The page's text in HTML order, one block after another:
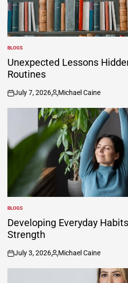
POSTED
IN
BLOGS
Unexpected Lessons
Routines
on
July 7, 2026
Posted
by
Michael Caine
POSTED
IN
BLOGS
Developing Everyday
Strength
on
July 3, 2026
Posted
by
Michael Caine